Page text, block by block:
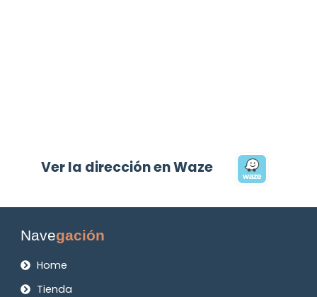
Ver la dirección en Waze
Navegación
Home
Tienda